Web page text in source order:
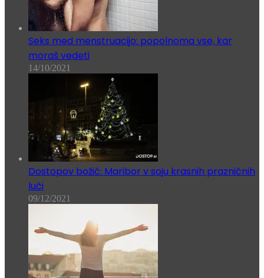
Seks med menstruacijo: popolnoma vse, kar
moraš vedeti
14/10/2021
Dostopov božič: Maribor v soju krasnih prazničnih
luči
09/12/2021